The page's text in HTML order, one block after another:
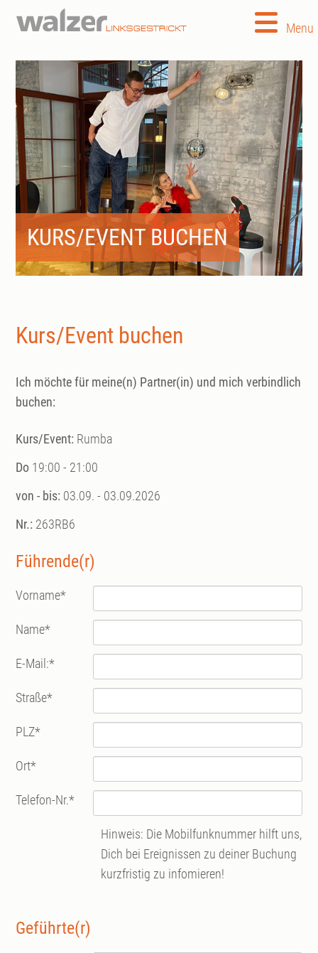
Menu
KURS/EVENT BUCHEN
Kurs/Event buchen
Ich möchte für meine(n) Partner(in) und mich verbindlich
buchen:
Kurs/Event: Rumba
Do 19:00 - 21:00
von - bis: 03.09. - 03.09.2026
Nr.: 263RB6
Führende(r)
Vorname*
Name*
E-Mail:*
Straße*
PLZ*
Ort*
Telefon-Nr.*
Hinweis: Die Mobilfunknummer hilft uns,
Dich bei Ereignissen zu deiner Buchung
kurzfristig zu infomieren!
Geführte(r)